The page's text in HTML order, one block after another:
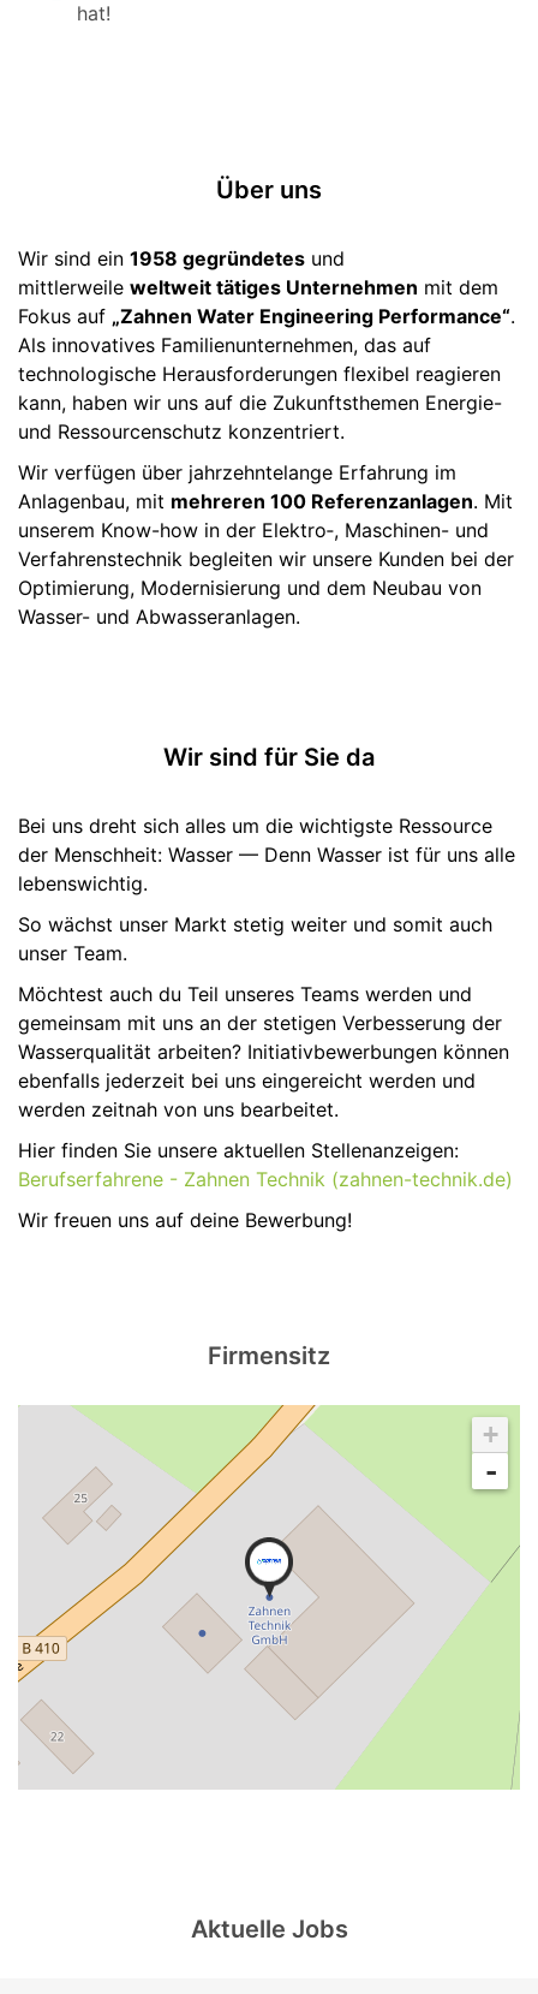
hat!
Über uns
Wir sind ein 1958 gegründetes und
mittlerweile weltweit tätiges Unternehmen mit dem
Fokus auf „Zahnen Water Engineering Performance“.
Als innovatives Familienunternehmen, das auf
technologische Herausforderungen flexibel reagieren
kann, haben wir uns auf die Zukunftsthemen Energie-
und Ressourcenschutz konzentriert.
Wir verfügen über jahrzehntelange Erfahrung im
Anlagenbau, mit mehreren 100 Referenzanlagen. Mit
unserem Know-how in der Elektro‑, Maschinen- und
Verfahrenstechnik begleiten wir unsere Kunden bei der
Optimierung, Modernisierung und dem Neubau von
Wasser- und Abwasseranlagen.
Wir sind für Sie da
Bei uns dreht sich alles um die wichtigste Ressource
der Menschheit: Wasser — Denn Wasser ist für uns alle
lebenswichtig.
So wächst unser Markt stetig weiter und somit auch
unser Team.
Möchtest auch du Teil unseres Teams werden und
gemeinsam mit uns an der stetigen Verbesserung der
Wasserqualität arbeiten? Initiativbewerbungen können
ebenfalls jederzeit bei uns eingereicht werden und
werden zeitnah von uns bearbeitet.
Hier finden Sie unsere aktuellen Stellenanzeigen:
Berufserfahrene - Zahnen Technik (zahnen-technik.de)
Wir freuen uns auf deine Bewerbung!
Firmensitz
+
-
Aktuelle Jobs